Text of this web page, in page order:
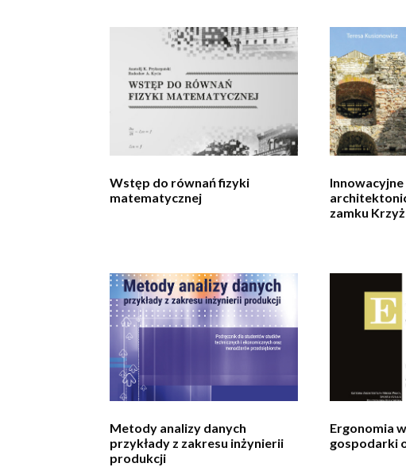
Wstęp do równań fizyki
matematycznej
zamku
Metody analizy danych
przykłady z zakresu inżynierii
produkcji
Ergonomia
gospodarki